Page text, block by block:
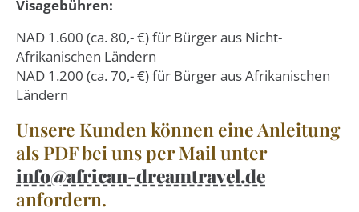
Visagebühren:
NAD 1.600 (ca. 80,- €) für Bürger aus Nicht-
Afrikanischen Ländern
NAD 1.200 (ca. 70,- €) für Bürger aus Afrikanischen
Ländern
Unsere Kunden können eine Anleitung
als PDF bei uns per Mail unter
info@african-dreamtravel.de
anfordern.